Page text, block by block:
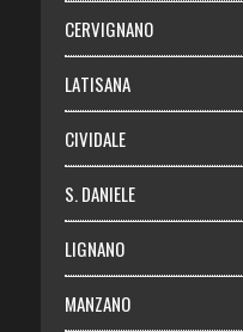
Abbonati
Login
CERVIGNANO
LATISANA
CIVIDALE
S. DANIELE
LIGNANO
MANZANO